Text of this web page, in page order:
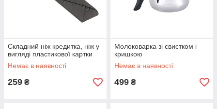
Складний ніж кредитка, ніж у
вигляді пластикової картки
Немає в наявності
259 ₴
Молоковарка зі свистком і
кришкою
Немає в наявності
499 ₴